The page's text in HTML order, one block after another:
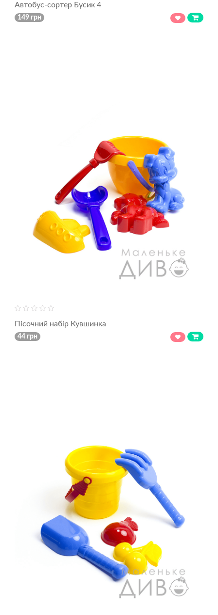
Автобус-сортер Бусик 4
149 грн
Пісочний набір Кувшинка
44 грн